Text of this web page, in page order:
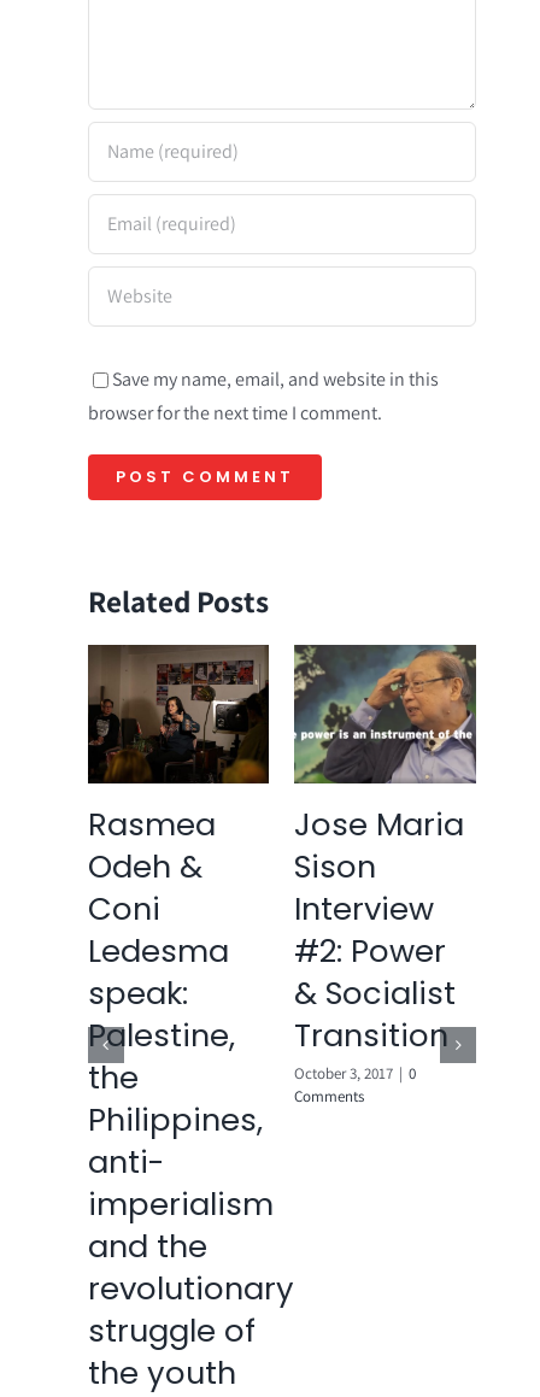
Save my name, email, and website in this
browser for the next time I comment.
Related Posts
Rasmea
Odeh &
Coni
Ledesma
speak:
Palestine,
the
Philippines,
anti-
imperialism
and the
revolutionary
struggle of
the youth
Jose Maria
Sison
Interview
#2: Power
& Socialist
Transition
October 3, 2017 | 0
Comments